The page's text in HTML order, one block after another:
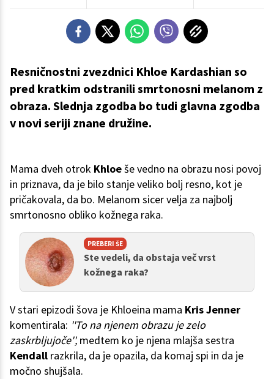
Resničnostni zvezdnici Khloe Kardashian so
pred kratkim odstranili smrtonosni melanom z
obraza. Slednja zgodba bo tudi glavna zgodba
v novi seriji znane družine.
Mama dveh otrok Khloeše vedno na obrazu nosi povoj
in priznava, da je bilo stanje veliko bolj resno, kot je
pričakovala, da bo. Melanom sicer velja za najbolj
smrtonosno obliko kožnega raka.
PREBERI ŠE
Ste vedeli, da obstaja več vrst
kožnega raka?
V stari epizodi šova je Khloeina mama Kris Jenner
komentirala: ''To na njenem obrazu je zelo
zaskrbljujoče'', medtem ko je njena mlajša sestra
Kendall razkrila, da je opazila, da komaj spi in da je
močno shujšala.